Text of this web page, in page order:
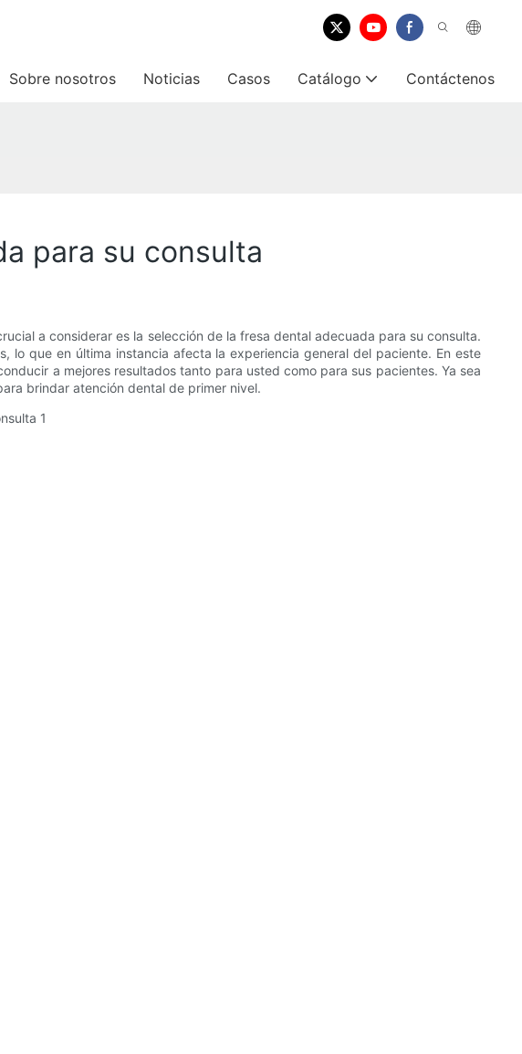
Sobre nosotros Noticias Casos Catálogo Contáctenos
para su consulta
a considerar es la selección de la fresa dental adecuada para su consulta.
que en última instancia afecta la experiencia general del paciente. En este
a mejores resultados tanto para usted como para sus pacientes. Ya sea
brindar atención dental de primer nivel.